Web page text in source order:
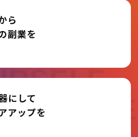
ら
副業を
にして
アップを